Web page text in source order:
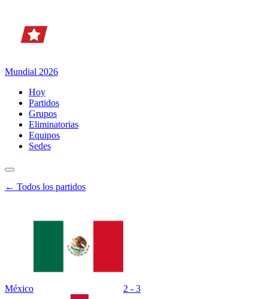
Mundial 2026
Hoy
Partidos
Grupos
Eliminatorias
Equipos
Sedes
← Todos los partidos
México 2 - 3